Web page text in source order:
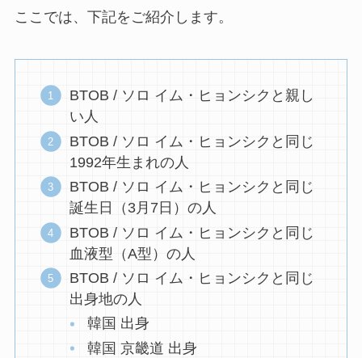
ここでは、下記をご紹介します。
BTOB / ソロ イム・ヒョンシクと親し
い人
BTOB / ソロ イム・ヒョンシクと同じ
1992年生まれの人
BTOB / ソロ イム・ヒョンシクと同じ
誕生日（3月7日）の人
BTOB / ソロ イム・ヒョンシクと同じ
血液型（A型）の人
BTOB / ソロ イム・ヒョンシクと同じ
出身地の人
韓国 出身
韓国 京畿道 出身